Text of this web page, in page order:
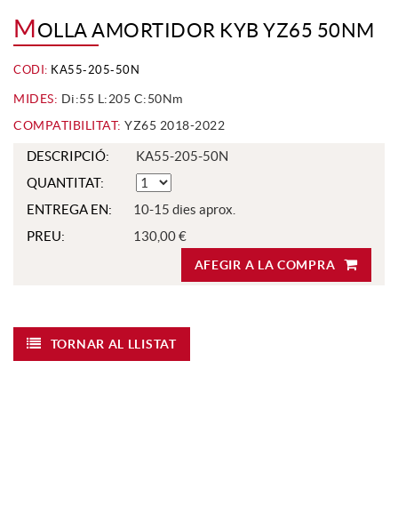
MOLLA AMORTIDOR KYB YZ65 50NM
CODI: KA55-205-50N
MIDES: Di:55 L:205 C:50Nm
COMPATIBILITAT: YZ65 2018-2022
DESCRIPCIÓ:
KA55-205-50N
QUANTITAT:
ENTREGA EN:
10-15 dies aprox.
PREU:
130,00 €
AFEGIR A LA COMPRA
TORNAR AL LLISTAT